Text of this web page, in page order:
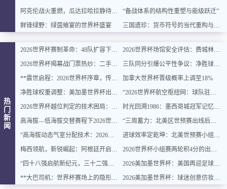
阿克伦战火重燃，瓜达拉哈拉静待交锋
鲜锋绿野：绿茵飨宴的世界杯盛宴
“备战体系的结构性重塑与能级跃迁”
三国遗珍：货币符号的当代重构与文化价值再生
热
门
新
闻
2026世界杯赛制革命：48队扩容下的32强淘汰赛对阵逻辑与规则重塑深度解读
2026世界杯揭幕战门票热炒：二手价翻倍仍被瞬间抢空
**震世启程：2026世界杯序章，传奇燃动**
净胜球权重调整：美加墨世界杯出线规则或迎结构性变化
2026世界杯越位判定的技术困局：毫米级精确与物理极限的博弈边界
高海拔—低海拔交替赛程下2026世界杯球员血氧饱和度的动态追踪与影响机制分析
“高海拔动态气室分配技术：2026世界杯官方用球方案”
梅西领航，新锐崛起：阿根廷开启卫冕新征程
“四十八强启航新纪元，三十二强封存旧章：2026世界杯重塑格局”
**大巴司机：世界杯赛场上的隐形战术指挥官与极限驾驶训练**
2026世界杯场馆安全评估：费城林肯金融球场观众疏散通道宽度合规性深度分析
三队同分引爆公平性争议：净胜球规则再遭质疑
加拿大世界杯晋级概率上调至18%
“2026世界杯航空枢纽网：球队驻地与赛场的快速衔接设计”
时光回溯1986：墨西哥城冠军记忆主题民宿，重燃你的世界杯情怀
“三周蓄力：北美区世预赛出线后的体能优化策略”
进球效率定乾坤：北美世预赛小组排名背后的转化率密码
2026世界杯小组赛两轮积4分的出线概率与晋级稳定性分析
2026美加墨世界杯：美国再迎足球盛宴
2026美加墨世界杯：球迷创意仿妆致敬球星